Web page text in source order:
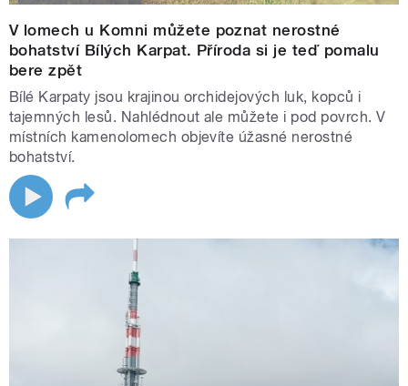
V lomech u Komni můžete poznat nerostné
bohatství Bílých Karpat. Příroda si je teď pomalu
bere zpět
Bílé Karpaty jsou krajinou orchidejových luk, kopců i
tajemných lesů. Nahlédnout ale můžete i pod povrch. V
místních kamenolomech objevíte úžasné nerostné
bohatství.